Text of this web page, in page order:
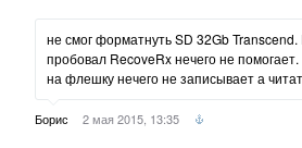
не смог форматнуть SD 32Gb
пробовал RecoveRx нечего не помогает.
на флешку нечего не записывает а
Борис 2 мая 2015, 13:35